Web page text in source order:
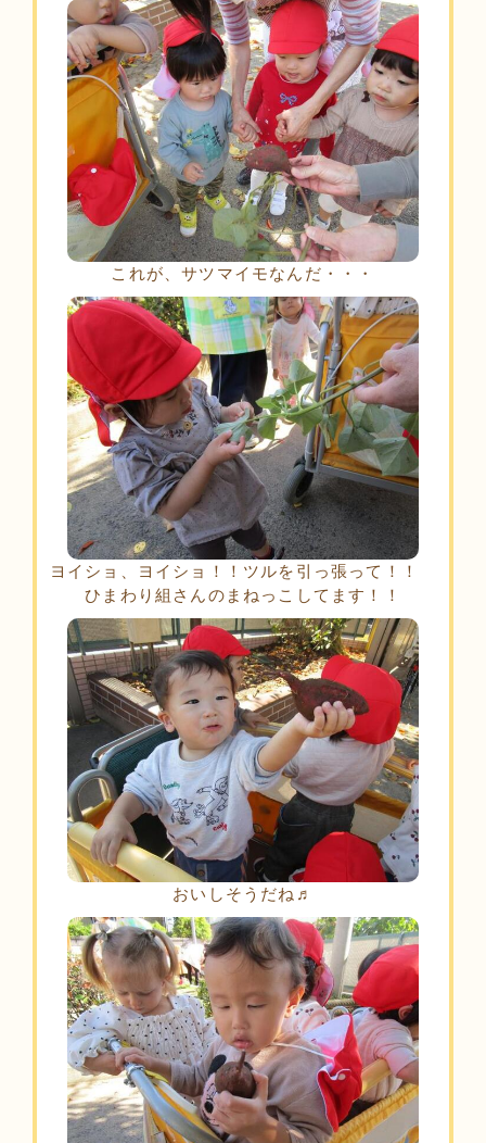
これが、サツマイモなんだ・・・
ヨイショ、ヨイショ！！ツルを引っ張って！！
ひまわり組さんのまねっこしてます！！
おいしそうだね♬